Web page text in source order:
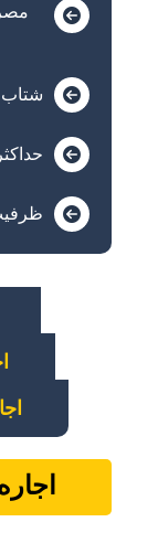
شتاب ۰ تا ۱۰۰: ۳.۹ ثانیه
حداکثر
ظرفیت